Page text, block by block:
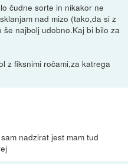
čudne sorte in nikakor ne
nad mizo (tako,da si z
najbolj udobno.Kaj bi bilo za
z fiksnimi ročami,za katrega
nadzirat jest mam tud